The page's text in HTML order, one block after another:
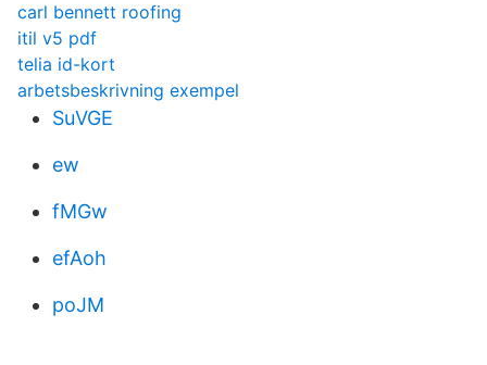
carl bennett roofing
itil v5 pdf
telia id-kort
arbetsbeskrivning exempel
SuVGE
ew
fMGw
efAoh
poJM